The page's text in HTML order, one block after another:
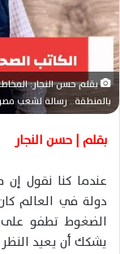
ل
ك
ر
و
ن
ا
بقلم حسن النجار:
بالمنطقة.. رسالة لشعب
بقلم | حسن النجار
عندما كنا نقول
دولة في العالم
الضغوط تطفو
يشكك أن يعيد